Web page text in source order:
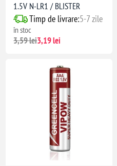
1.5V N-LR1 / BLISTER
Timp de livrare:5-7 zile
în stoc
3,59 lei3,19 lei